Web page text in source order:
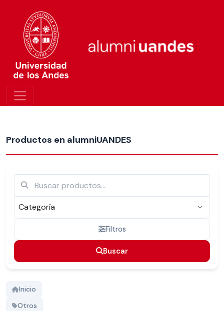
Productos en alumniUANDES
Filtros
Buscar
Inicio
Otros